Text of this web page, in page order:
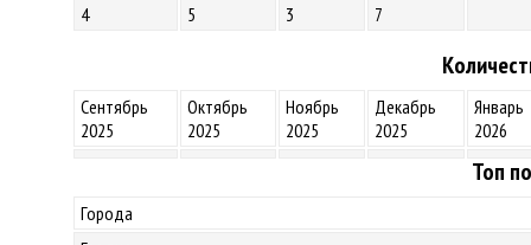
4
5 3 7
Сентябрь
2025
Октябрь
2025
Ноябрь
2025
Декабрь
2025
Январь
2026
Топ
Города